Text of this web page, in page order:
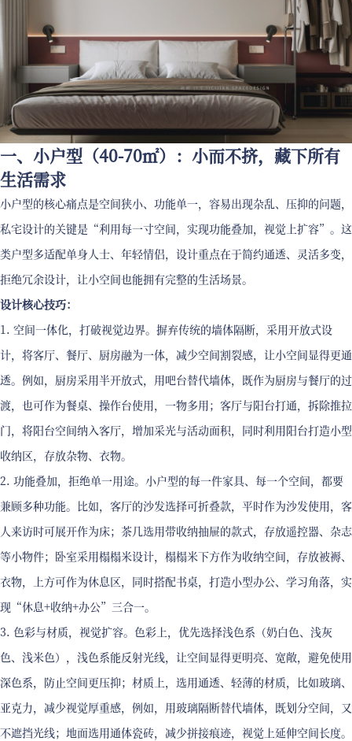
一、小户型（40-70㎡）：小而不挤，藏下所有
生活需求
小户型的核心痛点是空间狭小、功能单一，容易出现杂乱、压抑的问题，
私宅设计的关键是“利用每一寸空间，实现功能叠加，视觉上扩容”。这
类户型多适配单身人士、年轻情侣，设计重点在于简约通透、灵活多变，
拒绝冗余设计，让小空间也能拥有完整的生活场景。
设计核心技巧：
1. 空间一体化，打破视觉边界。摒弃传统的墙体隔断，采用开放式设
计，将客厅、餐厅、厨房融为一体，减少空间割裂感，让小空间显得更通
透。例如，厨房采用半开放式，用吧台替代墙体，既作为厨房与餐厅的过
渡，也可作为餐桌、操作台使用，一物多用；客厅与阳台打通，拆除推拉
门，将阳台空间纳入客厅，增加采光与活动面积，同时利用阳台打造小型
收纳区，存放杂物、衣物。
2. 功能叠加，拒绝单一用途。小户型的每一件家具、每一个空间，都要
兼顾多种功能。比如，客厅的沙发选择可折叠款，平时作为沙发使用，客
人来访时可展开作为床；茶几选用带收纳抽屉的款式，存放遥控器、杂志
等小物件；卧室采用榻榻米设计，榻榻米下方作为收纳空间，存放被褥、
衣物，上方可作为休息区，同时搭配书桌，打造小型办公、学习角落，实
现“休息+收纳+办公”三合一。
3. 色彩与材质，视觉扩容。色彩上，优先选择浅色系（奶白色、浅灰
色、浅米色），浅色系能反射光线，让空间显得更明亮、宽敞，避免使用
深色系，防止空间更压抑；材质上，选用通透、轻薄的材质，比如玻璃、
亚克力，减少视觉厚重感，例如，用玻璃隔断替代墙体，既划分空间，又
不遮挡光线；地面选用通体瓷砖，减少拼接痕迹，视觉上延伸空间长度。